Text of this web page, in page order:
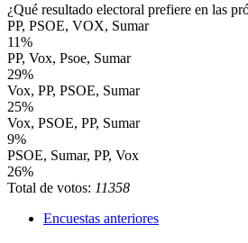
¿Qué resultado electoral prefiere en las
PP, PSOE, VOX, Sumar
11%
PP, Vox, Psoe, Sumar
29%
Vox, PP, PSOE, Sumar
25%
Vox, PSOE, PP, Sumar
9%
PSOE, Sumar, PP, Vox
26%
Total de votos: 11358
Encuestas anteriores